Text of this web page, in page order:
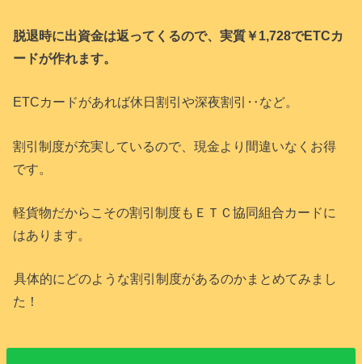
脱退時に出資金は返ってくるので、実質￥1,728でETCカ
ードが作れます。
ETCカードがあれば休日割引や深夜割引‥など。
割引制度が充実しているので、現金より間違いなくお得
です。
軽貨物だからこその割引制度もＥＴＣ協同組合カードに
はあります。
具体的にどのような割引制度があるのかまとめてみまし
た！